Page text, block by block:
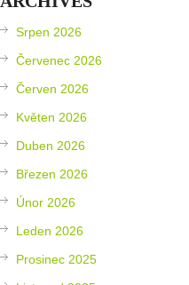
Srpen 2026
Červenec 2026
Červen 2026
Květen 2026
Duben 2026
Březen 2026
Únor 2026
Leden 2026
Prosinec 2025